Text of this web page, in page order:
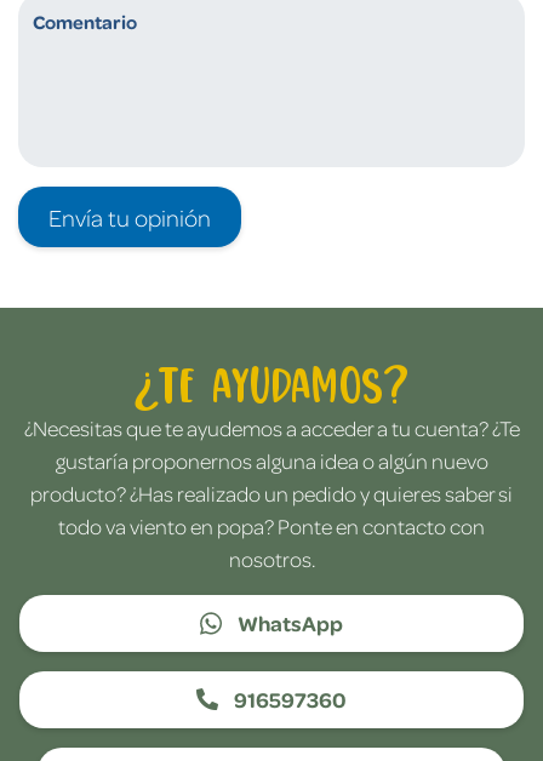
Envía tu opinión
¿Te ayudamos?
¿Necesitas que te ayudemos a acceder a tu cuenta? ¿Te
gustaría proponernos alguna idea o algún nuevo
producto? ¿Has realizado un pedido y quieres saber si
todo va viento en popa? Ponte en contacto con
nosotros.
WhatsApp
916597360